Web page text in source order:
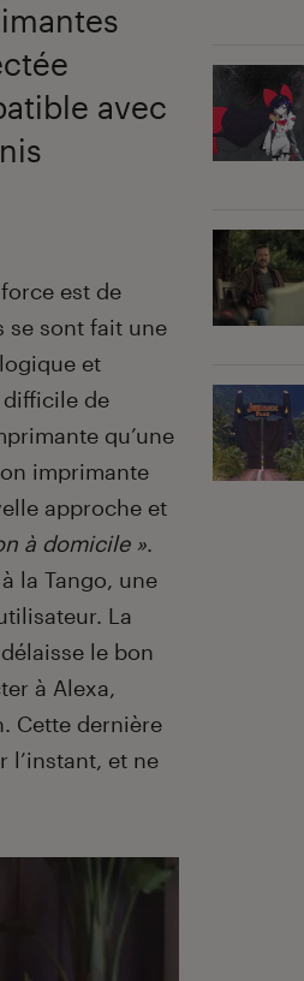
avec
est de
se sont fait une
et
difficile de
qu’une
imprimante
approche et
à domicile ».
la Tango, une
La
le bon
à Alexa,
Cette dernière
l’instant, et ne